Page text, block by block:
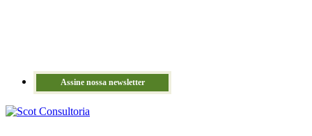
Assine nossa newsletter